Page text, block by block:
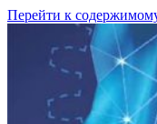
Перейти к